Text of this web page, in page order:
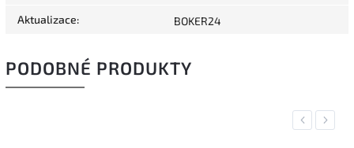
Aktualizace: BOKER24
PODOBNÉ PRODUKTY
Previous
Next